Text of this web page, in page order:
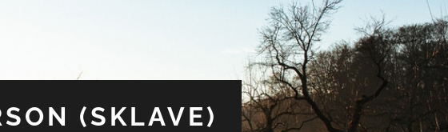
(SKLAVE)